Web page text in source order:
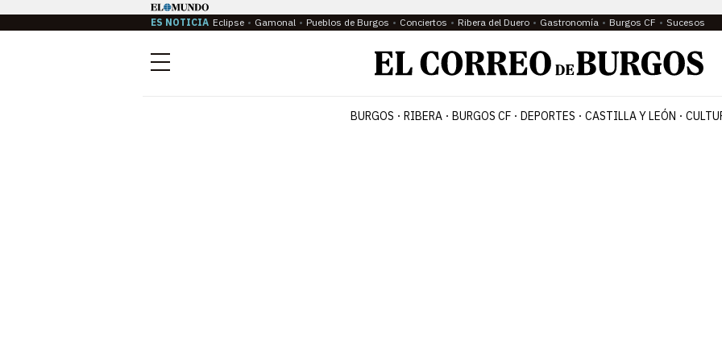
ES NOTICIA Eclipse Gamonal Pueblos de Burgos Conciertos Ribera del Duero Gastronomía Burgos CF Sucesos
Menú
BURGOS RIBERA BURGOS CF DEPORTES CASTILLA Y LEÓN